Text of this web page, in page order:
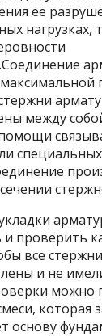
ее
нагрузках,
между
проверить
все
и не
можно
которая
основу